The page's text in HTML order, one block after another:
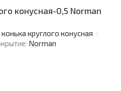
конусная-0,5 Norman
круглого конусная
Norman